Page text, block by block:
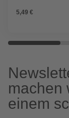
5,49 €
machen
einem